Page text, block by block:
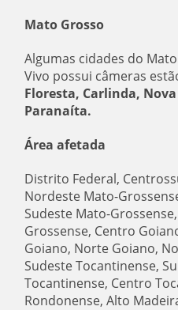
Mato Grosso
Algumas cidades do
Vivo possui câmeras
Floresta, Carlinda,
Paranaíta.
Área afetada
Distrito Federal,
Nordeste Mato-
Sudeste Mato-
Grossense, Centro
Goiano, Norte Goiano,
Sudeste Tocantinense,
Tocantinense, Centro
Rondonense, Alto